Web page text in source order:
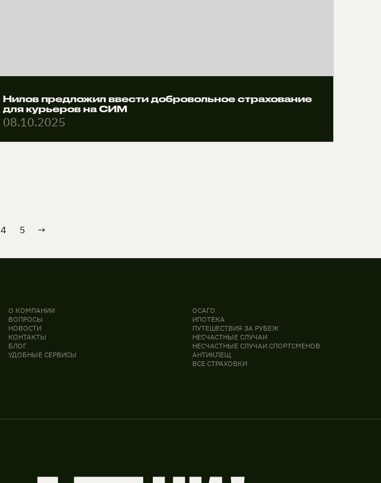
Нилов предложил ввести добровольное страхование
для курьеров на СИМ
08.10.2025
4 5 →
О КОМПАНИИ
ВОПРОСЫ
НОВОСТИ
КОНТАКТЫ
БЛОГ
УДОБНЫЕ СЕРВИСЫ
ОСАГО
ИПОТЕКА
ПУТЕШЕСТВИЯ ЗА РУБЕЖ
НЕСЧАСТНЫЕ СЛУЧАИ
НЕСЧАСТНЫЕ СЛУЧАИ СПОРТСМЕНОВ
АНТИКЛЕЩ
ВСЕ СТРАХОВКИ